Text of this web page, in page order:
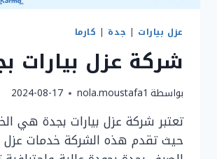
عزل بيارات | جدة | كارما
شركة عزل بيارات
بواسطة nola.moustafa1
2024-08-17
تعتبر شركة عزل بيارات بجدة هي
حيث تقدم هذه الشركة خدمات عزل